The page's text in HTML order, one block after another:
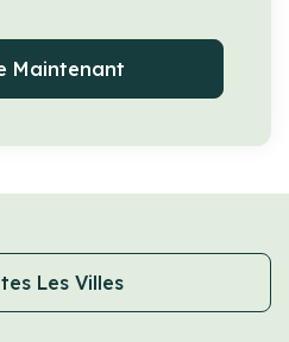
Maintenant
Les Villes